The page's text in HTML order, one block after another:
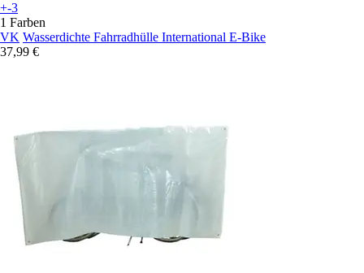
+-3
1 Farben
VK Wasserdichte Fahrradhülle International E-Bike
37,99 €